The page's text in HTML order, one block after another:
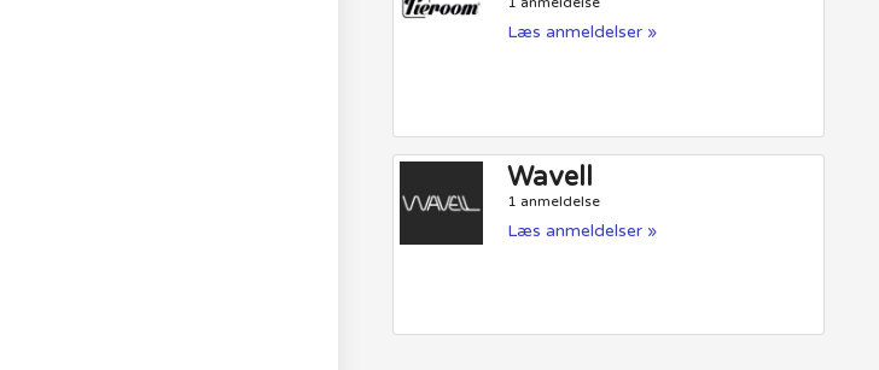
Læs anmeldelser »
Wavell
1 anmeldelse
Læs anmeldelser »